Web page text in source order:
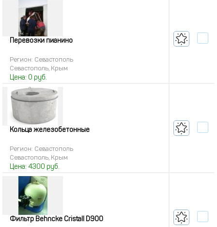
Перевозки пианино
Регион: Севастополь
Севастополь, Крым
Цена: 0 руб.
Кольца железобетонные
Регион: Севастополь
Севастополь, Крым
Цена: 4300 руб.
Фильтр Behncke Cristall D900